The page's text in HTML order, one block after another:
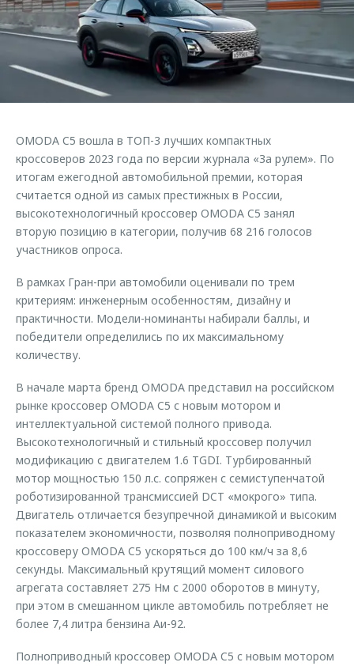
Страхование
Кредитный калькулятор
Аксессуары
Одежда и сувениры
Запчасти
Трейд-ин
Калькулятор трейд-ин
Руководства по эксплуатации
Клиентская поддержка
O&J Автоклуб
Клуб владельцев OMODA
Аксессуары
Одежда и сувениры
Оригинальные аксессуары
Запчасти
Обратная связь
OMODA C5 вошла в ТОП-3 лучших компактных
кроссоверов 2023 года по версии журнала «За рулем». По
итогам ежегодной автомобильной премии, которая
считается одной из самых престижных в России,
высокотехнологичный кроссовер OMODA C5 занял
вторую позицию в категории, получив 68 216 голосов
участников опроса.
В рамках Гран-при автомобили оценивали по трем
критериям: инженерным особенностям, дизайну и
практичности. Модели-номинанты набирали баллы, и
победители определились по их максимальному
количеству.
В начале марта бренд OMODA представил на российском
рынке кроссовер OMODA C5 с новым мотором и
интеллектуальной системой полного привода.
Высокотехнологичный и стильный кроссовер получил
модификацию с двигателем 1.6 TGDI. Турбированный
мотор мощностью 150 л.с. сопряжен с семиступенчатой
роботизированной трансмиссией DCT «мокрого» типа.
Двигатель отличается безупречной динамикой и высоким
показателем экономичности, позволяя полноприводному
кроссоверу OMODA C5 ускоряться до 100 км/ч за 8,6
секунды. Максимальный крутящий момент силового
агрегата составляет 275 Нм с 2000 оборотов в минуту,
при этом в смешанном цикле автомобиль потребляет не
более 7,4 литра бензина Аи-92.
Полноприводный кроссовер OMODA C5 c новым мотором